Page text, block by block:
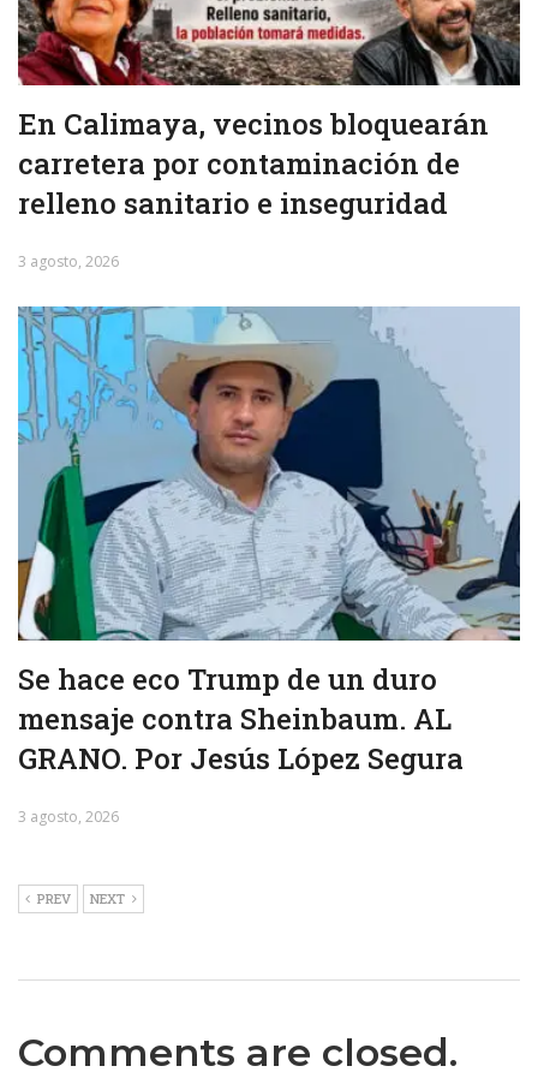
En Calimaya, vecinos bloquearán
carretera por contaminación de
relleno sanitario e inseguridad
3 agosto, 2026
Se hace eco Trump de un duro
mensaje contra Sheinbaum. AL
GRANO. Por Jesús López Segura
3 agosto, 2026
PREV NEXT
Comments are closed.